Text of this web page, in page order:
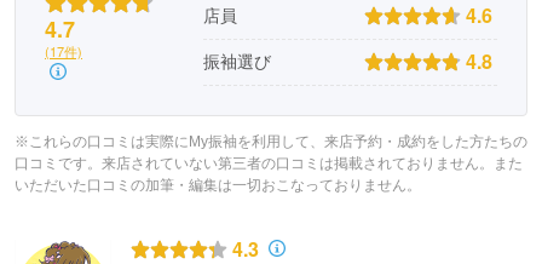
4.7
(17件)
店員 4.6
振袖選び 4.8
※これらの口コミは実際にMy振袖を利用して、来店予約・成約をした方たちの
口コミです。来店されていない第三者の口コミは掲載されておりません。また
いただいた口コミの加筆・編集は一切おこなっておりません。
4.3